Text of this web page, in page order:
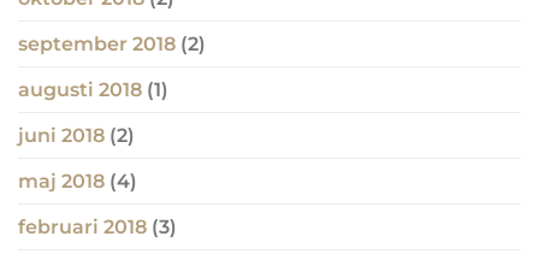
september 2018 (2)
augusti 2018 (1)
juni 2018 (2)
maj 2018 (4)
februari 2018 (3)